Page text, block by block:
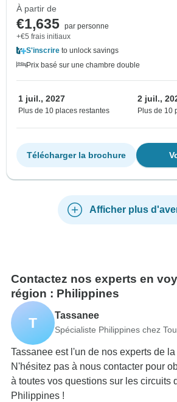
À partir de
€1,635 par personne
+€5 frais initiaux
S'inscrire to unlock savings
Prix basé sur une chambre double
1 juil., 2027
Plus de 10 places restantes
2 juil.,
Plus de 10
Télécharger la brochure
Afficher plus
Contactez nos experts en
région : Philippines
T Tassanee
Spécialiste Philippines chez
Tassanee est l'un de nos experts de
N'hésitez pas à nous contacter pour
à toutes vos questions sur les circuits
Philippines !